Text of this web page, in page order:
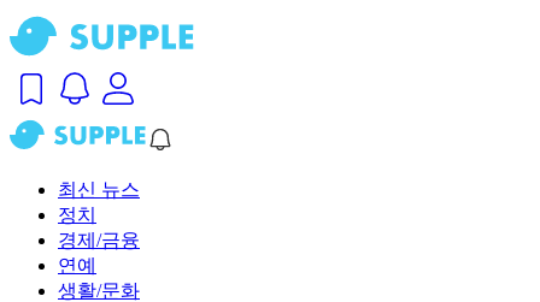
최신 뉴스
정치
경제/금융
연예
생활/문화